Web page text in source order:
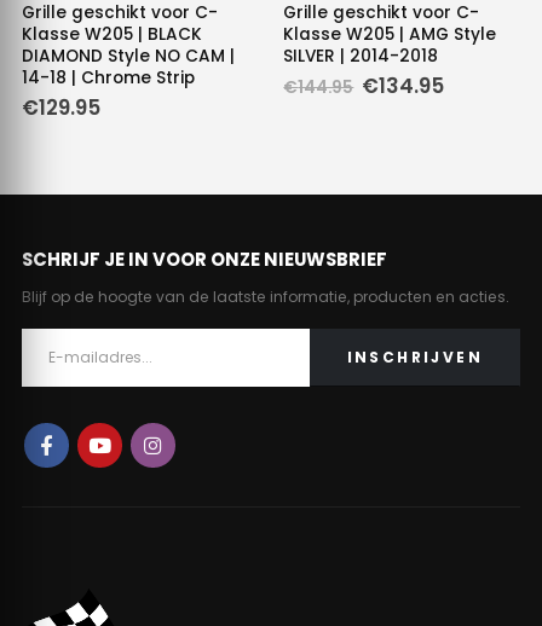
Grille geschikt voor C-
Klasse W205 | BLACK
DIAMOND Style NO CAM |
14-18 | Chrome Strip
€129.95
Grille geschikt voor C-
Klasse W205 | AMG Style
SILVER | 2014-2018
€144.95 Oorspronkelijke
€134.95Huidige
SCHRIJF JE IN VOOR ONZE NIEUWSBRIEF
Blijf op de hoogte van de laatste informatie, producten en acties.